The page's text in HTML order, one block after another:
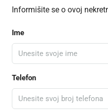
Informišite se o ovoj
Ime
Telefon